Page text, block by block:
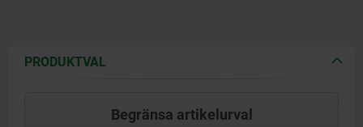
PRODUKTVAL
Begränsa artikelurval